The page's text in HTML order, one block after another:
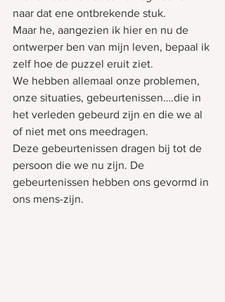
naar dat ene ontbrekende stuk.
Maar he, aangezien ik hier en nu de
ontwerper ben van mijn leven, bepaal ik
zelf hoe de puzzel eruit ziet.
We hebben allemaal onze problemen,
onze situaties, gebeurtenissen….die in
het verleden gebeurd zijn en die we al
of niet met ons meedragen.
Deze gebeurtenissen dragen bij tot de
persoon die we nu zijn. De
gebeurtenissen hebben ons gevormd in
ons mens-zijn.